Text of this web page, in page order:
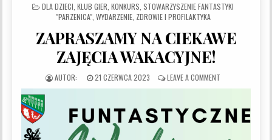
POSTED IN
DLA DZIECI KLUB GIER KONKURS STOWARZYSZENIE FANTASTYKI
"PARZENICA", WYDARZENIE, ZDROWIE I PROFILAKTYKA
ZAPRASZAMY NA CIEKAWE
ZAJĘCIA WAKACYJNE!
PUBLISHED DATE:
21 CZERWCA 2023 LEAVE A COMMENT